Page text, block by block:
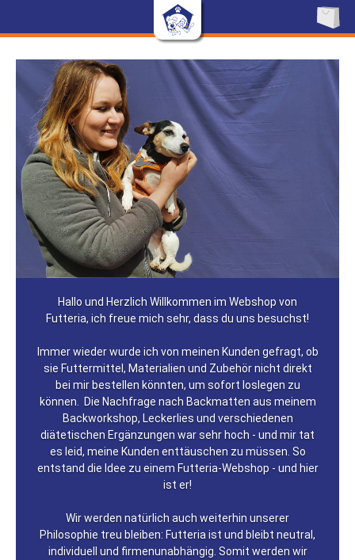
Hallo und Herzlich Willkommen im Webshop von
Futteria, ich freue mich sehr, dass du uns besuchst!
Immer wieder wurde ich von meinen Kunden gefragt, ob
sie Futtermittel, Materialien und Zubehör nicht direkt
bei mir bestellen könnten, um sofort loslegen zu
können. Die Nachfrage nach Backmatten aus meinem
Backworkshop, Leckerlies und verschiedenen
diätetischen Ergänzungen war sehr hoch - und mir tat
es leid, meine Kunden enttäuschen zu müssen. So
entstand die Idee zu einem Futteria-Webshop - und hier
ist er!
Wir werden natürlich auch weiterhin unserer
Philosophie treu bleiben: Futteria ist und bleibt neutral,
individuell und firmenunabhängig. Somit werden wir